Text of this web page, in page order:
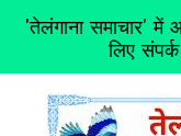
'तेलंगाना समाचार' में
लिए